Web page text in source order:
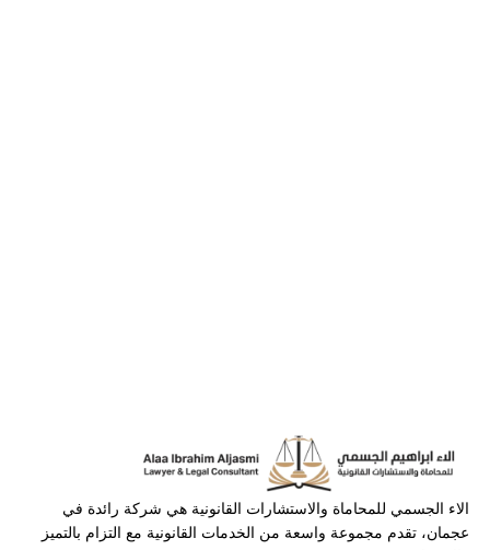
الاء الجسمي للمحاماة والاستشارات القانونية هي شركة رائدة في
عجمان، تقدم مجموعة واسعة من الخدمات القانونية مع التزام بالتميز